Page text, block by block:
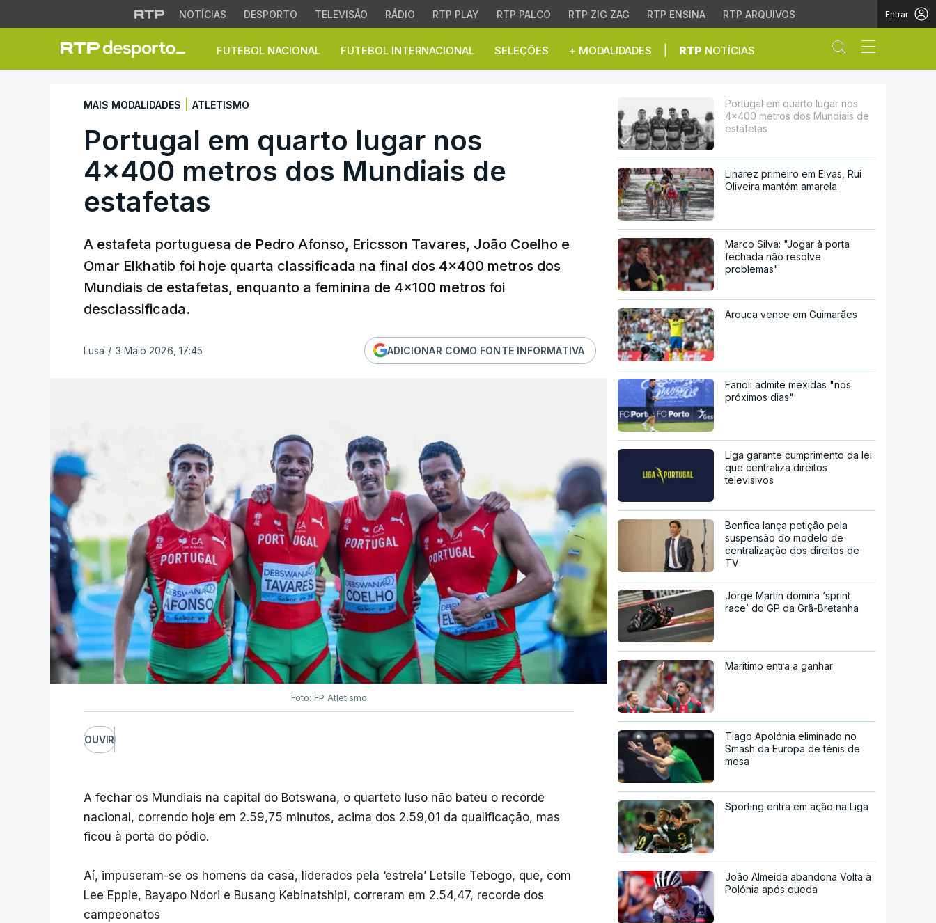
NOTÍCIAS DESPORTO TELEVISÃO RÁDIO RTP PLAY RTP PALCO RTP ZIG ZAG RTP ENSINA RTP ARQUIVOS Entrar
FUTEBOL NACIONAL FUTEBOL INTERNACIONAL SELEÇÕES + MODALIDADES RTP NOTÍCIAS Abrir campo
Portugal em quarto lugar nos 4x400 metros dos Mundiais de
MAIS MODALIDADES ATLETISMO
Portugal em quarto lugar nos
4x400 metros dos Mundiais de
estafetas
A estafeta portuguesa de Pedro Afonso, Ericsson Tavares, João Coelho e
Omar Elkhatib foi hoje quarta classificada na final dos 4x400 metros dos
Mundiais de estafetas, enquanto a feminina de 4x100 metros foi
desclassificada.
Lusa / 3 Maio 2026, 17:45 ADICIONAR COMO FONTE INFORMATIVA
Foto: FP Atletismo
OUVIR
A fechar os Mundiais na capital do Botswana, o quarteto luso não bateu o recorde
nacional, correndo hoje em 2.59,75 minutos, acima dos 2.59,01 da qualificação, mas
ficou à porta do pódio.
Aí, impuseram-se os homens da casa, liderados pela ‘estrela’ Letsile Tebogo, que, com
Lee Eppie, Bayapo Ndori e Busang Kebinatshipi, correram em 2.54,47, recorde dos
campeonatos
Portugal em quarto lugar nos
4x400 metros dos Mundiais de
estafetas
Linarez primeiro em Elvas, Rui
Oliveira mantém amarela
Marco Silva: "Jogar à porta
fechada não resolve
problemas"
Arouca vence em Guimarães
Farioli admite mexidas "nos
próximos dias"
Liga garante cumprimento da lei
que centraliza direitos
televisivos
Benfica lança petição pela
suspensão do modelo de
centralização dos direitos de
TV
Jorge Martín domina ‘sprint
race’ do GP da Grã-Bretanha
Marítimo entra a ganhar
Tiago Apolónia eliminado no
Smash da Europa de ténis de
mesa
Sporting entra em ação na Liga
João Almeida abandona Volta à
Polónia após queda